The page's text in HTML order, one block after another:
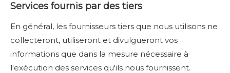
Services fournis par des tiers
En général, les fournisseurs tiers que nous utilisons ne
collecteront, utiliseront et divulgueront vos
informations que dans la mesure nécessaire à
l'exécution des services qu'ils nous fournissent.